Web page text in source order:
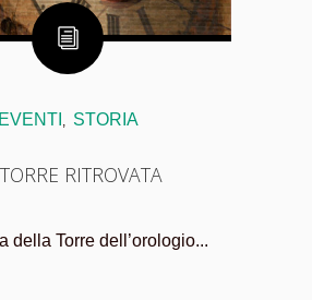
EVENTI STORIA
RITROVATA
della Torre dell’orologio...